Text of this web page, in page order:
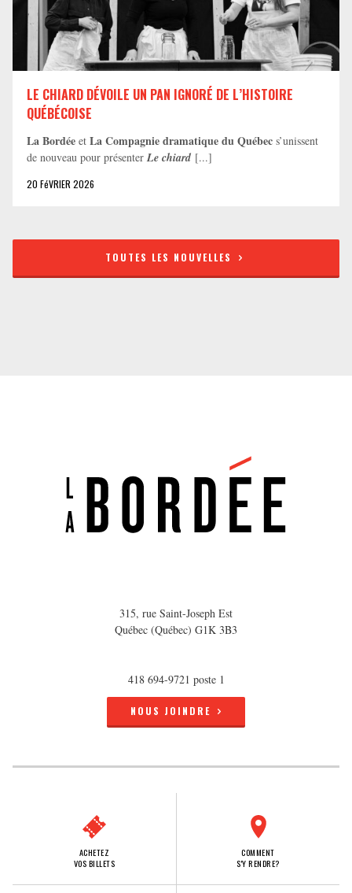
LE CHIARD DÉVOILE UN PAN IGNORÉ DE L’HISTOIRE
QUÉBÉCOISE
La Bordée et La Compagnie dramatique du Québec s’unissent
de nouveau pour présenter Le chiard [...]
20 FéVRIER 2026
TOUTES LES NOUVELLES
315, rue Saint-Joseph Est
Québec (Québec) G1K 3B3
418 694-9721 poste 1
NOUS JOINDRE
ACHETEZ
VOS BILLETS
COMMENT
S'Y RENDRE?